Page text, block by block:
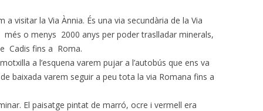
a visitar la Via Ànnia. És una via secundària de la Via
o menys 2000 anys per poder traslladar minerals,
Cadis fins a Roma.
a l’esquena varem pujar a l’autobús que ens va
baixada varem seguir a peu tota la via Romana fins a
El paisatge pintat de marró, ocre i vermell era